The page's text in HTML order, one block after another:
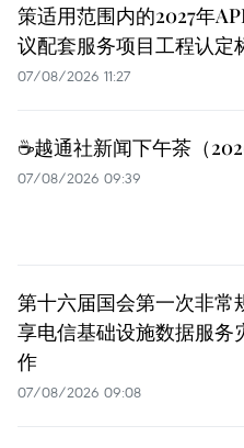
策适用范围内的2027年
议配套服务项目工程认定
07/08/2026 11:27
☕️越通社新闻下午茶（
07/08/2026 09:39
第十六届国会第一次非常
享电信基础设施数据服务
作
07/08/2026 09:08